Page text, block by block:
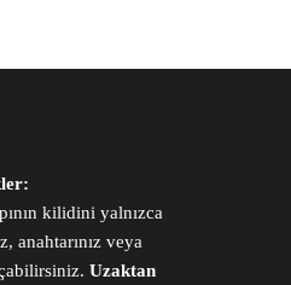
kilidini yalnızca
anahtarınız veya
Uzaktan